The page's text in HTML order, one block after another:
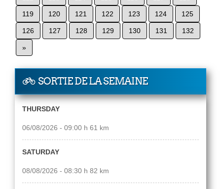
119 120 121 122 123 124 125
126 127 128 129 130 131 132
»
SORTIE DE LA SEMAINE
THURSDAY
06/08/2026 - 09:00 h 61 km
SATURDAY
08/08/2026 - 08:30 h 82 km